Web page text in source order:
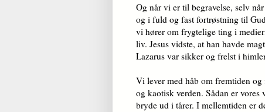
Og når vi er til begravelse, selv
og i fuld og fast fortrøstning til
vi hører om frygtelige ting i
liv. Jesus vidste, at han havde
Lazarus var sikker og frelst i
Vi lever med håb om fremtiden
og kaotisk verden. Sådan er
bryde ud i tårer. I mellemtiden er